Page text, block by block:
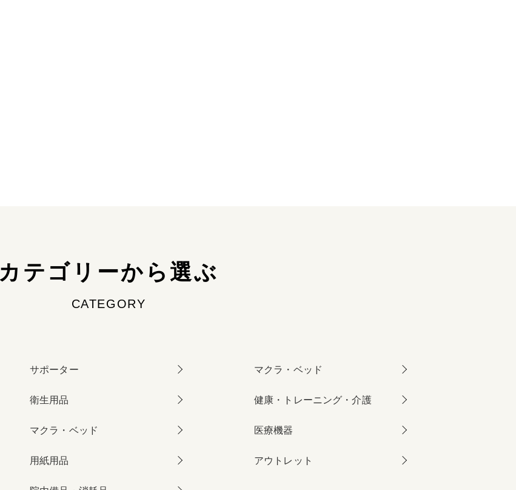
カテゴリーから選ぶ
CATEGORY
サポーター マクラ・ベッド
衛生用品 健康・トレーニング・介護
マクラ・ベッド 医療機器
用紙用品 アウトレット